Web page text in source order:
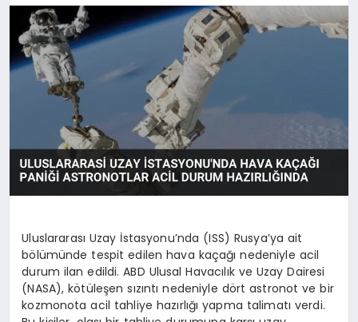
SAĞLIK
SPOR
TEKNOLOJI
Uluslararası Uzay İstasyonu’nda (ISS) Rusya’ya ait
bölümünde tespit edilen hava kaçağı nedeniyle acil
durum ilan edildi. ABD Ulusal Havacılık ve Uzay Dairesi
(NASA), kötüleşen sızıntı nedeniyle dört astronot ve bir
kozmonota acil tahliye hazırlığı yapma talimatı verdi.